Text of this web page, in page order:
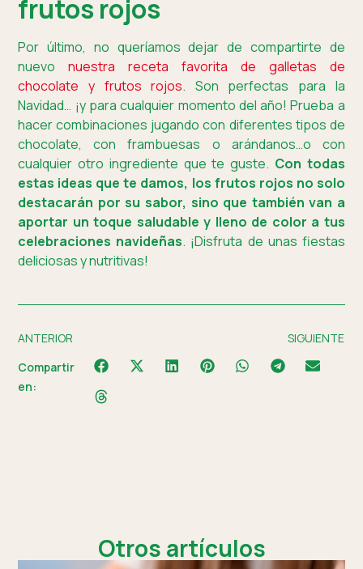
frutos rojos
Por último, no queríamos dejar de compartirte de
nuevonuestra receta favorita de galletas de
chocolate y frutos rojos. Son perfectas para la
Navidad… ¡y para cualquier momento del año! Prueba a
hacer combinaciones jugando con diferentes tipos de
chocolate, con frambuesas o arándanos…o con
cualquier otro ingrediente que te guste. Con todas
estas ideas que te damos, los frutos rojos no solo
destacarán por su sabor, sino que también van a
aportar un toque saludable y lleno de color a tus
celebraciones navideñas. ¡Disfruta de unas fiestas
deliciosas y nutritivas!
ANTERIOR
SIGUIENTE
Compartir
en:
Otros artículos